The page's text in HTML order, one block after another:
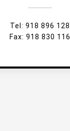
Tel: 918 896 128
Fax: 918 830 116